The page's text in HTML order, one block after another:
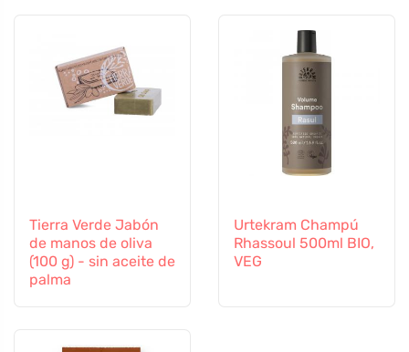
Tierra Verde Jabón
de manos de oliva
(100 g) - sin aceite de
palma
Urtekram Champú
Rhassoul 500ml BIO,
VEG